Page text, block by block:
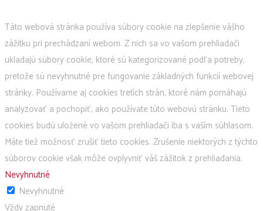
Táto webová stránka používa súbory cookie na zlepšenie vášho
zážitku pri prechádzaní webom. Z nich sa vo vašom prehliadači
ukladajú súbory cookie, ktoré sú kategorizované podľa potreby,
pretože sú nevyhnutné pre fungovanie základných funkcií webovej
stránky. Používame aj cookies tretích strán, ktoré nám pomáhajú
analyzovať a pochopiť, ako používate túto webovú stránku. Tieto
cookies budú uložené vo vašom prehliadači iba s vaším súhlasom.
Máte tiež možnosť zrušiť tieto cookies. Zrušenie niektorých z týchto
súborov cookie však môže ovplyvniť váš zážitok z prehliadania.
Nevyhnutné
Nevyhnutné
Vždy zapnuté